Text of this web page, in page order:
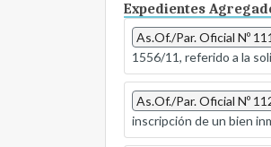
Expedientes
As.Of./Par. Oficial Nº
1556/11, referido a la
As.Of./Par. Oficial Nº
inscripción de un bien